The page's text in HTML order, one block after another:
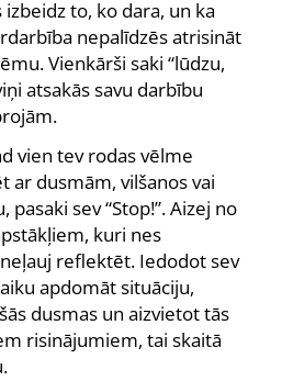
izbeidz to, ko dara, un ka
nepalīdzēs atrisināt
Vienkārši saki “lūdzu,
atsakās savu darbību
vien tev rodas vēlme
ar dusmām, vilšanos vai
pasaki sev “Stop!”. Aizej no
kuri nes
reflektēt. Iedodot sev
apdomāt situāciju,
dusmas un aizvietot tās
risinājumiem, tai skaitā